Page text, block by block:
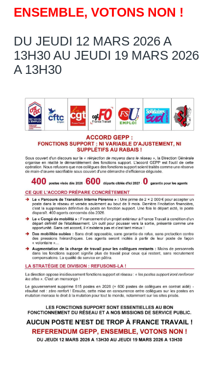
ENSEMBLE, VOTONS NON !
DU JEUDI 12 MARS 2026 A
13H30 AU JEUDI 19 MARS 2026
A 13H30